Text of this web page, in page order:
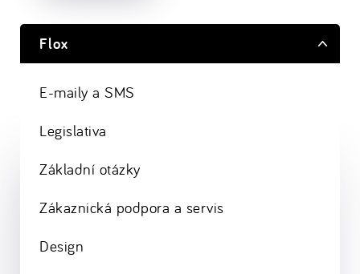
Flox
E-maily a SMS
Legislativa
Základní otázky
Zákaznická podpora a servis
Design